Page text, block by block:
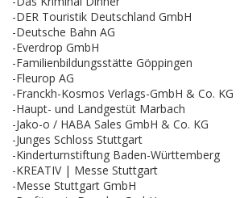
-DER Touristik Deutschland GmbH
-Deutsche Bahn AG
-Everdrop GmbH
-Familienbildungsstätte Göppingen
-Fleurop AG
-Franckh-Kosmos Verlags-GmbH & Co. KG
-Haupt- und Landgestüt Marbach
-Jako-o / HABA Sales GmbH & Co. KG
-Junges Schloss Stuttgart
-Kinderturnstiftung Baden-Württemberg
-KREATIV | Messe Stuttgart
-Messe Stuttgart GmbH